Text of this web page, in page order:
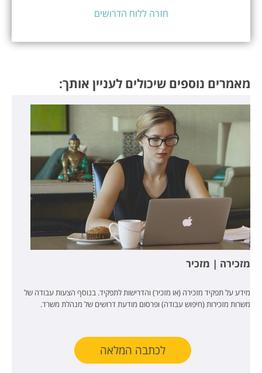
חזרה ללוח הדרושים
מאמרים נוספים שיכולים לעניין אותך:
מזכירה | מזכיר
מידע על תפקיד מזכירה (או מזכיר) והדרישות לתפקיד. בנוסף הצעות עבודה של
משרות מזכירות (חיפוש עבודה) ופרסום מודעת דרושים של מנהלת משרד.
לכתבה המלאה